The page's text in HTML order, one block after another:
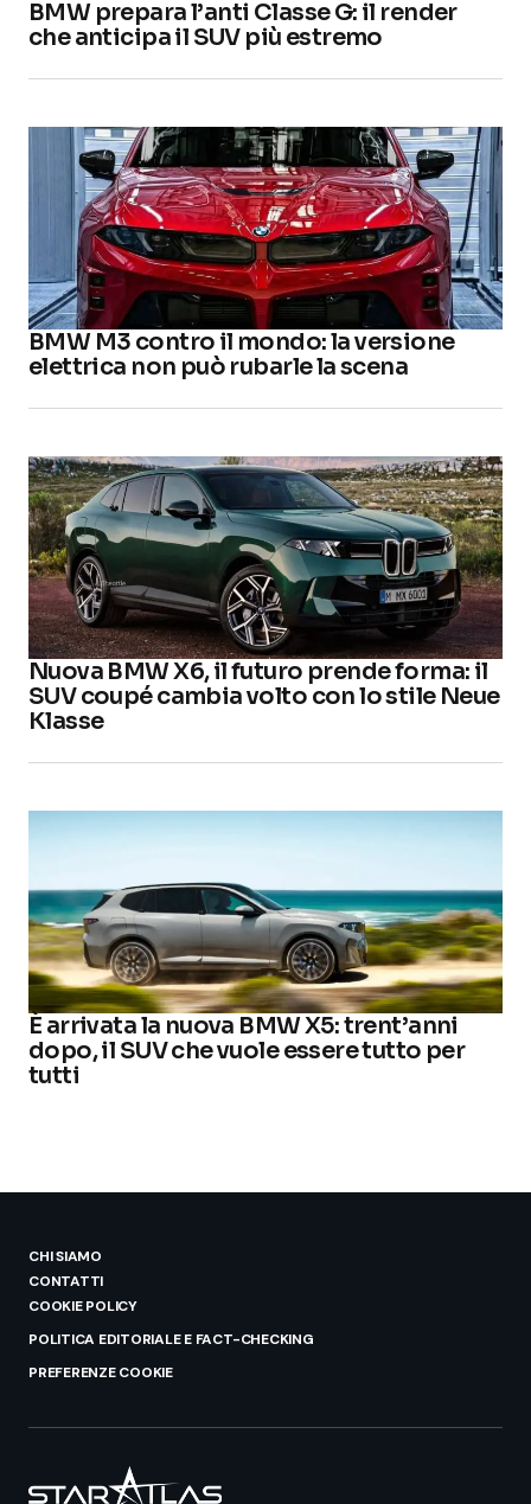
BMW prepara l’anti Classe G: il render
che anticipa il SUV più estremo
BMW M3 contro il mondo: la versione
elettrica non può rubarle la scena
Nuova BMW X6, il futuro prende forma: il
SUV coupé cambia volto con lo stile Neue
Klasse
È arrivata la nuova BMW X5: trent’anni
dopo, il SUV che vuole essere tutto per
tutti
CHI SIAMO
CONTATTI
COOKIE POLICY
POLITICA EDITORIALE E FACT-CHECKING
PREFERENZE COOKIE